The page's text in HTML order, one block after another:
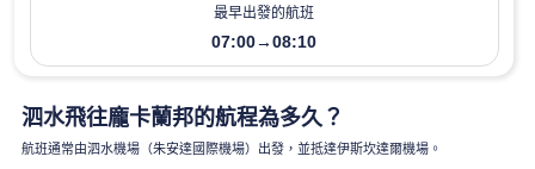
最早出發的航班
07:00→08:10
泗水飛往龐卡蘭邦的航程為多久？
航班通常由泗水機場（朱安達國際機場）出發，並抵達伊斯坎達爾機場。